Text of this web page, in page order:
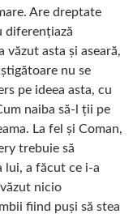
Are dreptate
diferențiază
asta și aseară,
nu se
pe ideea asta, cu
naiba să-l ții pe
La fel și Coman,
trebuie să
lui, a făcut ce i-a
nicio
fiind puși să stea